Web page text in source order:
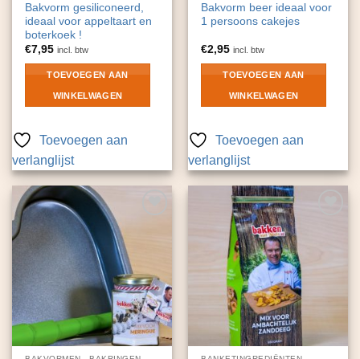
Bakvorm gesiliconeerd,
ideaal voor appeltaart en
boterkoek !
€7,95 incl. btw
TOEVOEGEN AAN
WINKELWAGEN
Toevoegen aan
verlanglijst
Bakvorm beer ideaal voor
1 persoons cakejes
€2,95 incl. btw
TOEVOEGEN AAN
WINKELWAGEN
Toevoegen aan
verlanglijst
Toevoegen
verlanglijst
Toevoegen
verlanglijst